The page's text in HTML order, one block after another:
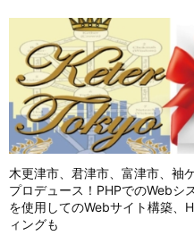
木更津市、君津市、富津市、袖
プロデュース！PHPでのWebシ
を使用してのWebサイト構築、
ィングも